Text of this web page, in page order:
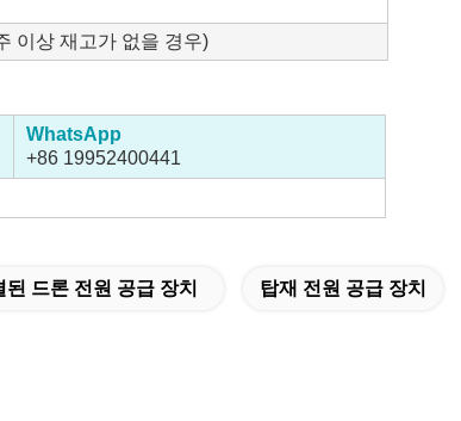
이상 재고가 없을 경우)
WhatsApp
+86 19952400441
된 드론 전원 공급 장치 탑재 전원 공급 장치